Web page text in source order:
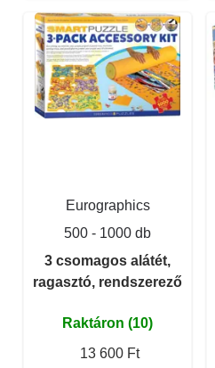
Eurographics
500 - 1000 db
3 csomagos alátét,
ragasztó, rendszerező
Raktáron (10)
13 600 Ft